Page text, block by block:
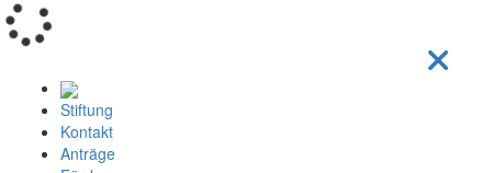
Stiftung
Kontakt
Anträge